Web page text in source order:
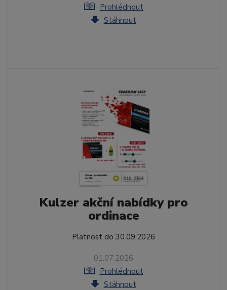
Prohlédnout
Stáhnout
Kulzer akční nabídky pro
ordinace
Platnost do 30.09.2026
01.07.2026
Prohlédnout
Stáhnout